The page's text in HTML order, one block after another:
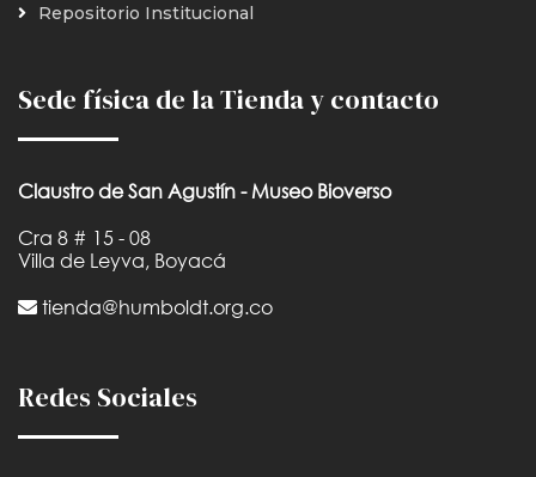
Repositorio Institucional
Sede física de la Tienda y contacto
Claustro de San Agustín - Museo Bioverso
Cra 8 # 15 - 08
Villa de Leyva, Boyacá
tienda@humboldt.org.co
Redes Sociales